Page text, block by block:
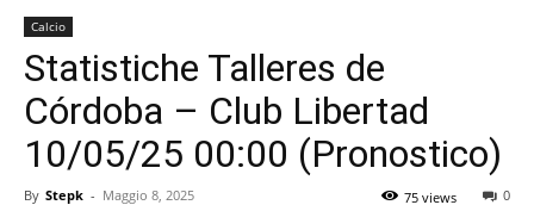
Calcio
Statistiche Talleres de
Córdoba – Club Libertad
10/05/25 00:00 (Pronostico)
By Stepk - Maggio 8, 2025 0
75 views